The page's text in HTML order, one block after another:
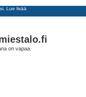
Lue lisää
on vapaa.